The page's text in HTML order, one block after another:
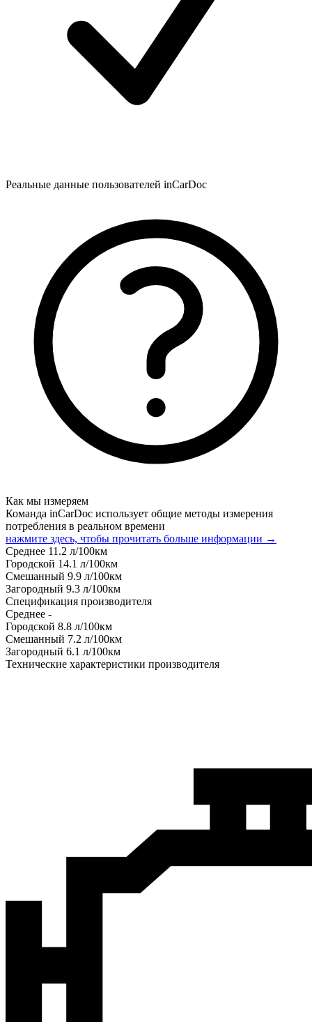
Реальные данные пользователей inCarDoc
Как мы измеряем
Команда inCarDoc использует общие методы измерения
потребления в реальном времени
нажмите здесь, чтобы прочитать больше информации →
Среднее 11.2 л/100км
Городской 14.1 л/100км
Смешанный 9.9 л/100км
Загородный 9.3 л/100км
Спецификация производителя
Среднее -
Городской 8.8 л/100км
Смешанный 7.2 л/100км
Загородный 6.1 л/100км
Технические характеристики производителя